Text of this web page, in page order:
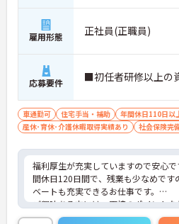
雇用形態 正社員(正職員)
応募要件 ■初任者研修以上の
車通勤可 住宅手当・補助
年間休日110日以
産休･育休･介護休暇取得実績あり
社会保険完
福利厚生が充実していますので安心
間休日120日間で、残業も少なめです
ベートも充実できるお仕事です。
ご興味ある方には、面接のポイント
細をお話致しますのでお気軽にご相